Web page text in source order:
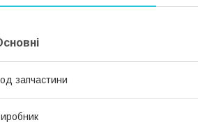
запчастини